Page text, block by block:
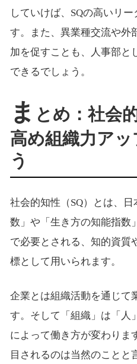
していけば、SQの高いリ
す。また、異業種交流や外
加を促すことも、人事部と
できるでしょう。
ま とめ：社会
高め組織力ア
う
社会的知性（SQ）とは、
数」や「生き方の知能指数
で必要とされる、知的資質
標として用いられます。
企業とは組織活動を通じて
す。そして「組織」は「人
によって働き方が変わりま
目されるのは当然のことと